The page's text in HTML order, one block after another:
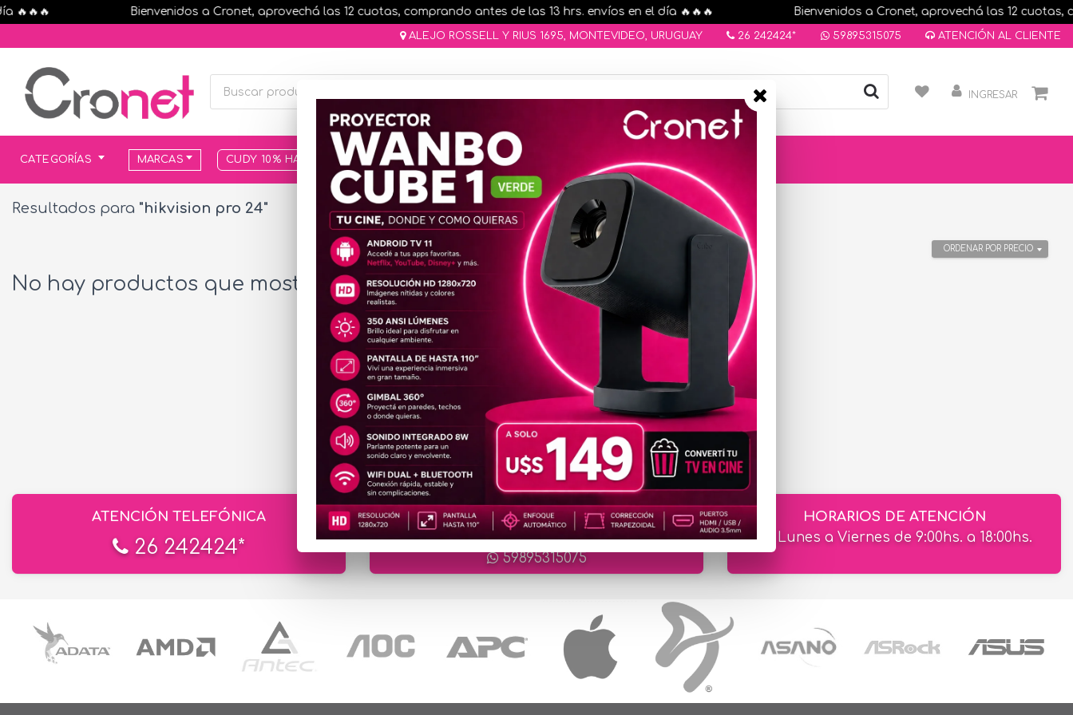
Bienvenidos a Cronet, aprovechá las 12 cuotas, comprando antes de las 13 hrs. envíos en el día 🔥🔥🔥 Bienvenidos a Cronet, aprovechá las 12 cuotas,
ALEJO ROSSELL Y RIUS 1695, MONTEVIDEO, URUGUAY 26 242424* 59895315075 ATENCIÓN AL CLIENTE
INGRESAR
CATEGORÍAS MARCAS CUDY 10% HASTA AGOTAR STOCK MOVILIDAD ELÉCTRICA 25% OFF
Resultados para "hikvision pro 24"
ORDENAR POR PRECIO
No hay productos que mostrar...
artículos en total
ATENCIÓN TELEFÓNICA
26 242424*
ATENCIÓN ONLINE
ventas@cronet.uy
59895315075
HORARIOS DE ATENCIÓN
de Lunes a Viernes de 9:00hs. a 18:00hs.